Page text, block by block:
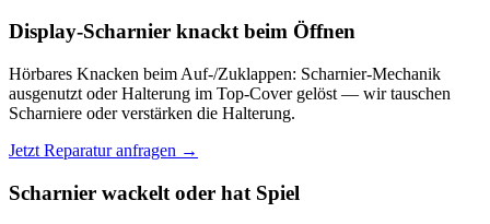
Display-Scharnier knackt beim Öffnen
Hörbares Knacken beim Auf-/Zuklappen: Scharnier-Mechanik
ausgenutzt oder Halterung im Top-Cover gelöst — wir tauschen
Scharniere oder verstärken die Halterung.
Jetzt Reparatur anfragen →
Scharnier wackelt oder hat Spiel